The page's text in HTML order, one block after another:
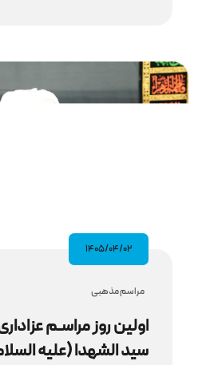
۱۴۰۵/۰۴/۰۲
مراسم مذهبى
اولین روز مراسـم
سید الشهدا (علیه‌